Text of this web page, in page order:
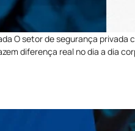
O setor de segurança
diferença real no dia a dia